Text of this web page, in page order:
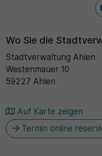
Wo Sie die
Stadtverwaltung Ahlen
Westenmauer 10
59227 Ahlen
Auf Karte zeigen
Termin online
Zweck
Wird für statistische
vorübergehende Daten